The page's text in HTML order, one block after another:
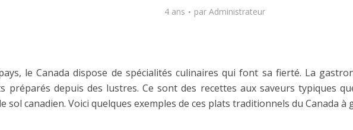
4 ans par Administrateur
le Canada dispose de spécialités culinaires qui font sa fierté. La
préparés depuis des lustres. Ce sont des recettes aux saveurs typiques
sol canadien. Voici quelques exemples de ces plats traditionnels du Canada à